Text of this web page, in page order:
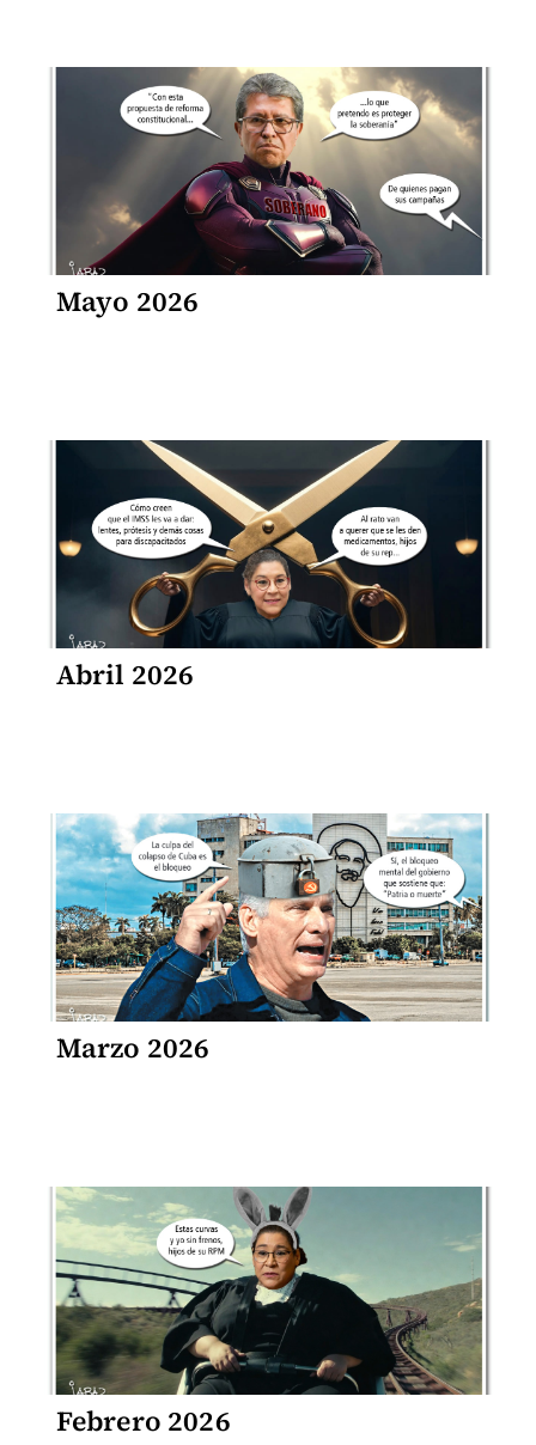
Mayo 2026
Abril 2026
Marzo 2026
Febrero 2026